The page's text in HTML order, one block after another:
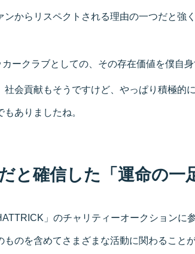
からリスペクトされる理由の一つだと強く
カークラブとしての、その存在価値を僕自
会貢献もそうですけど、やっぱり積極的
ありましたね。
と確信した「運命の一
」のチャリティーオークションに参
のを含めてさまざまな活動に関わること